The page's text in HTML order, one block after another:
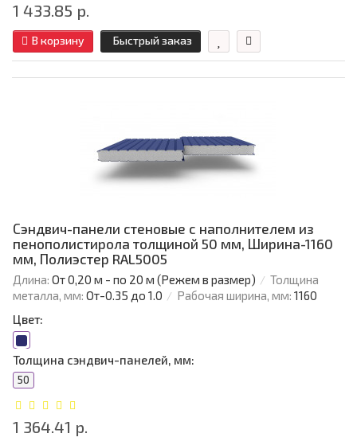
1 433.85 р.
В корзину Быстрый заказ
Сэндвич-панели стеновые с наполнителем из
пенополистирола толщиной 50 мм, Ширина-1160
мм, Полиэстер RAL5005
Длина: От 0,20 м - по 20 м (Режем в размер)
Толщина
металла, мм: От-0.35 до 1.0 Рабочая ширина, мм: 1160
Цвет:
Толщина сэндвич-панелей, мм:
50
1 364.41 р.